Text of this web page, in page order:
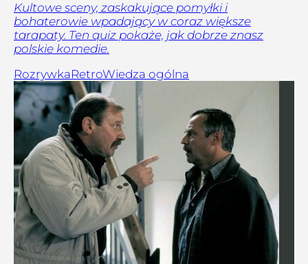
Kultowe sceny, zaskakujące pomyłki i
bohaterowie wpadający w coraz większe
tarapaty. Ten quiz pokaże, jak dobrze znasz
polskie komedie.
RozrywkaRetroWiedza ogólna